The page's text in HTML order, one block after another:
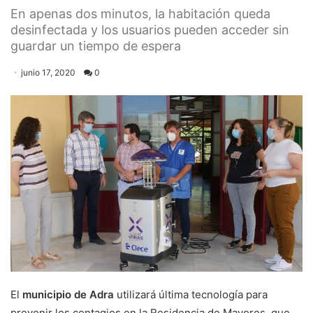
En apenas dos minutos, la habitación queda
desinfectada y los usuarios pueden acceder sin
guardar un tiempo de espera
junio 17, 2020 0
El municipio de Adra utilizará última tecnología para